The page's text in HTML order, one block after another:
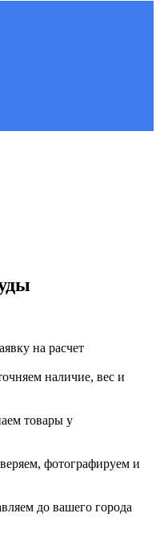
на расчет
наличие, вес и
товары у
фотографируем и
до вашего города